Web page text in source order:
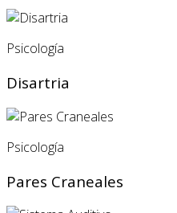
Psicología
Disartria
Psicología
Pares Craneales